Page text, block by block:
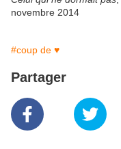
novembre 2014
#coup de ♥
Partager